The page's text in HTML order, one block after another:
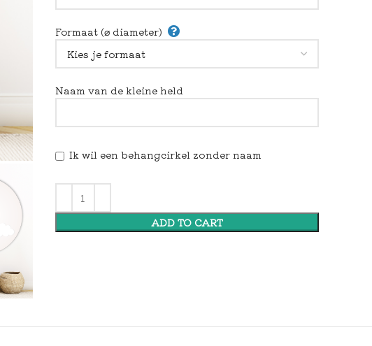
Formaat (⌀ diameter)
Naam van de kleine held
Ik wil een behangcirkel zonder naam
ADD TO CART